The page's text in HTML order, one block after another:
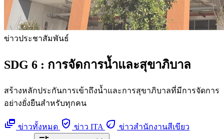
ข่าวประชาสัมพันธ์
SDG 6 : การจัดการน้ำและสุขาภิบาล
สร้างหลักประกันการเข้าถึงน้ำและการสุขาภิบาลที่มีการจัดการ
อย่างยั่งยืนสำหรับทุกคน
dynamic_feed ข่าวทั้งหมด verified_user ข่าว ITA eco ข่าวสำนักงานสีเขียว